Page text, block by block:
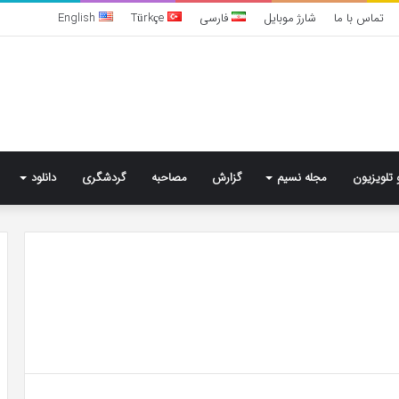
تماس با ما شارژ موبایل فارسی Türkçe
English
تلویزیون مجله نسیم گزارش مصاحبه گردشگری دانلود
می‌شود؟